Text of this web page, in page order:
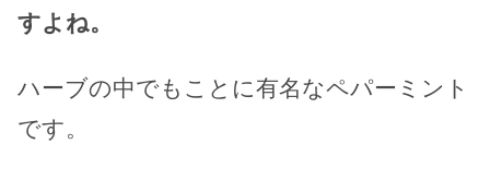
すよね。
ハーブの中でもことに有名なペパーミント
です。